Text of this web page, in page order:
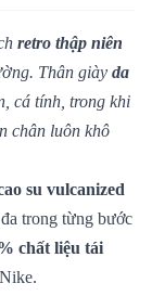
retro thập niên
Thân giày da
cá tính, trong khi
chân luôn khô
su vulcanized
trong từng bước
chất liệu tái